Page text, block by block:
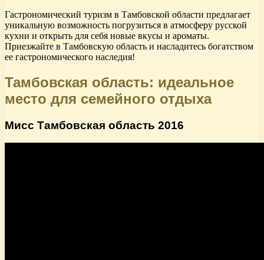
Гастрономический туризм в Тамбовской области предлагает
уникальную возможность погрузиться в атмосферу русской
кухни и открыть для себя новые вкусы и ароматы.
Приезжайте в Тамбовскую область и насладитесь богатством
ее гастрономического наследия!
Тамбовская область: идеальное
место для семейного отдыха
Мисс Тамбовская область 2016